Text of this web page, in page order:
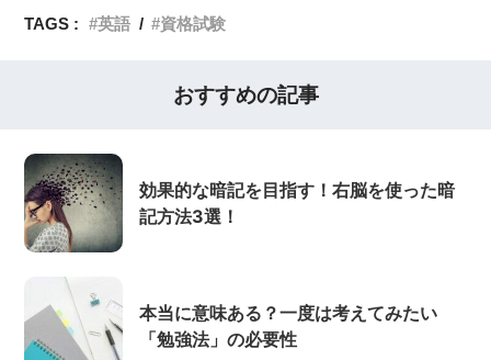
TAGS : 英語 資格試験
おすすめの記事
効果的な暗記を目指す！右脳を使った暗
記方法3選！
本当に意味ある？一度は考えてみたい
「勉強法」の必要性